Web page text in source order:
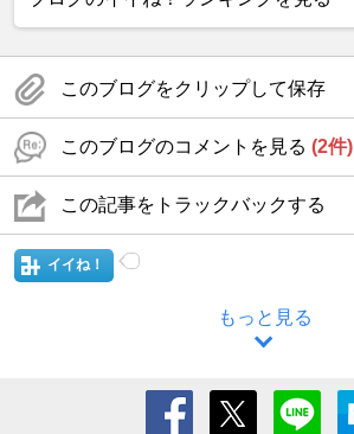
このブログをクリップして保存
このブログのコメントを見る (2件)
この記事をトラックバックする
イイね！
もっと見る